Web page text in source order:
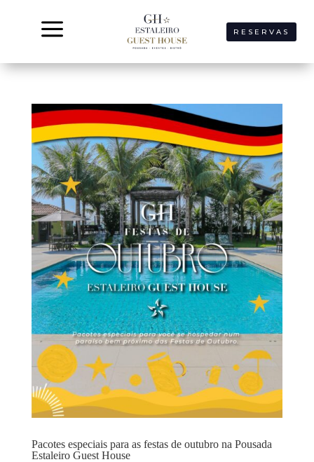
a RESERVAS
Pacotes especiais para as festas de outubro na Pousada
Estaleiro Guest House